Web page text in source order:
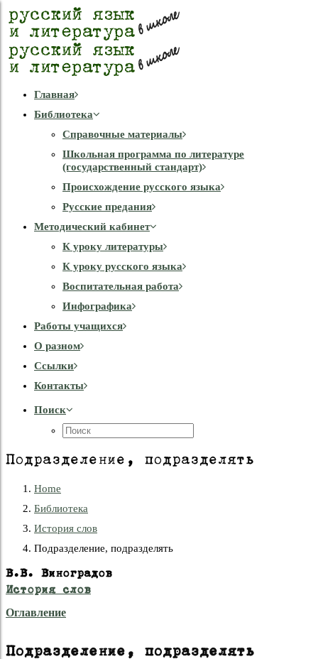
Главная
Библиотека
Справочные материалы
Школьная программа по литературе
(государственный стандарт)
Происхождение русского языка
Русские предания
Методический кабинет
К уроку литературы
К уроку русского языка
Воспитательная работа
Инфографика
Работы учащихся
О разном
Cсылки
Контакты
Поиск
Подразделение, подразделять
Home
Библиотека
История слов
Подразделение, подразделять
В.В. Виноградов
История слов
Оглавление
Подразделение, подразделять